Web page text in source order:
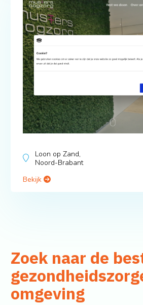
Loon op Zand,
Noord-Brabant
Bekijk
Zoek naar de
omgeving